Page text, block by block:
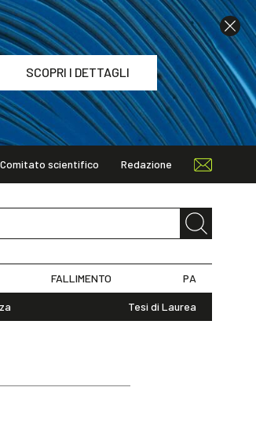
SCOPRI I DETTAGLI
Comitato scientifico Redazione
FALLIMENTO PA
Tesi di Laurea